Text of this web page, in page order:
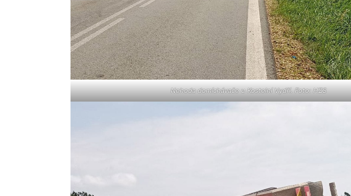
Nehoda domíchávače u Kostelní Vydří. Foto: HZS